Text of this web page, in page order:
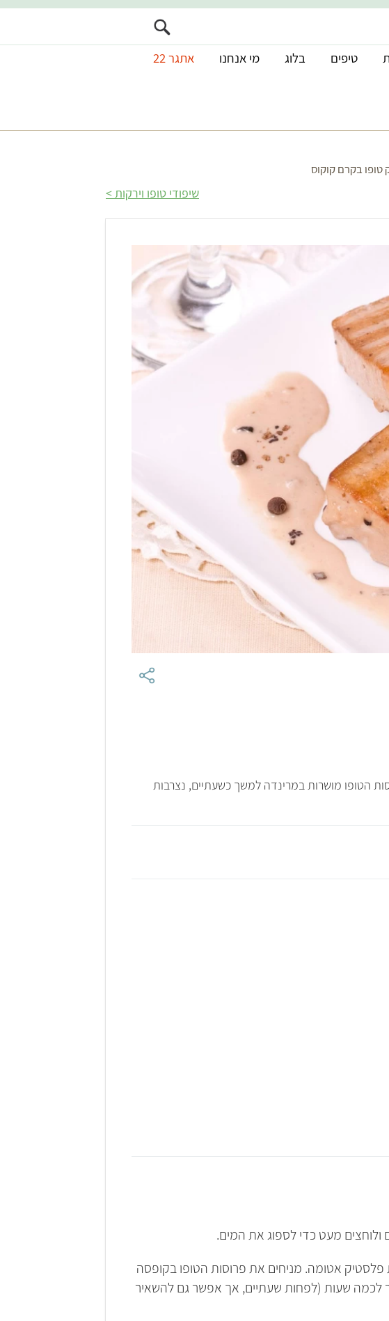
טיפים בלוג מי אנחנו אתגר 22
טופו בקרם קוקוס
שיפודי טופו וירקות
הטופו מושרות במרינדה למשך כשעתיים, נצרבות
אטומה. מניחים את פרוסות הטופו בקופסה
לכמה שעות (לפחות שעתיים, אך אפשר גם להשאיר